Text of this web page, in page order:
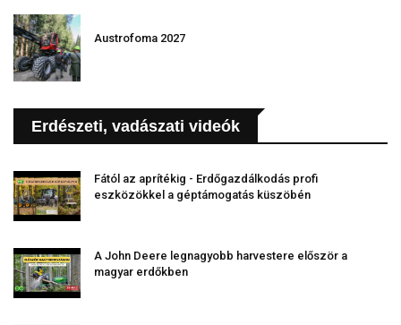
Austrofoma 2027
Erdészeti, vadászati videók
Fától az aprítékig - Erdőgazdálkodás profi
eszközökkel a géptámogatás küszöbén
A John Deere legnagyobb harvestere először a
magyar erdőkben